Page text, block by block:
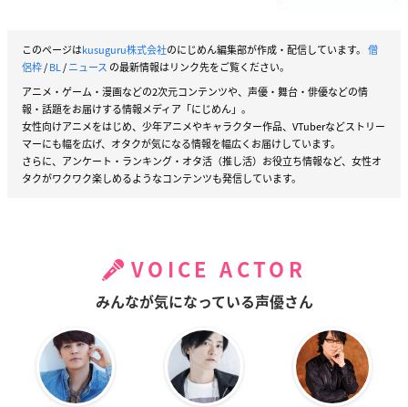
このページはkusuguru株式会社のにじめん編集部が作成・配信しています。 僧
侶枠/BL/ニュース の最新情報はリンク先をご覧ください。
アニメ・ゲーム・漫画などの2次元コンテンツや、声優・舞台・俳優などの情
報・話題をお届けする情報メディア「にじめん」。
女性向けアニメをはじめ、少年アニメやキャラクター作品、VTuberなどストリー
マーにも幅を広げ、オタクが気になる情報を幅広くお届けしています。
さらに、アンケート・ランキング・オタ活（推し活）お役立ち情報など、女性オ
タクがワクワク楽しめるようなコンテンツも発信しています。
VOICE ACTOR
みんなが気になっている声優さん